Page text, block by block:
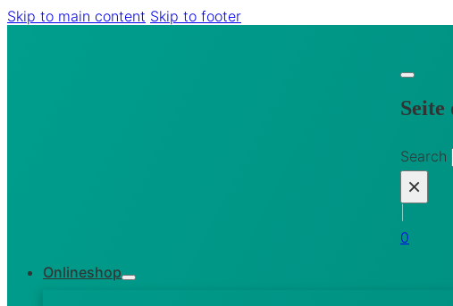
Skip to main content Skip to footer
Seite
Search
×
0
Onlineshop